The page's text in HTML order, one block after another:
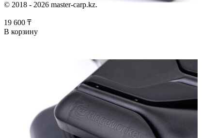
© 2018 - 2026 master-carp.kz.
19 600 ₸
В корзину